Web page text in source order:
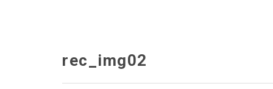
rec_img02